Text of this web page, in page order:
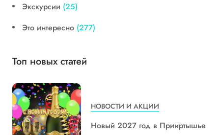
Экскурсии (25)
Это интересно (277)
Топ новых статей
НОВОСТИ И АКЦИИ
Новый 2027 год в Прииртышье